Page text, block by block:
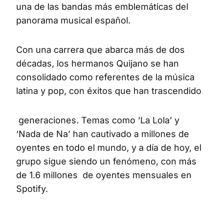
una de las bandas más emblemáticas del
panorama musical español.
Con una carrera que abarca más de dos
décadas, los hermanos Quijano se han
consolidado como referentes de la música
latina y pop, con éxitos que han trascendido
generaciones. Temas como ‘La Lola’ y
‘Nada de Na’ han cautivado a millones de
oyentes en todo el mundo, y a día de hoy, el
grupo sigue siendo un fenómeno, con más
de 1.6 millones de oyentes mensuales en
Spotify.